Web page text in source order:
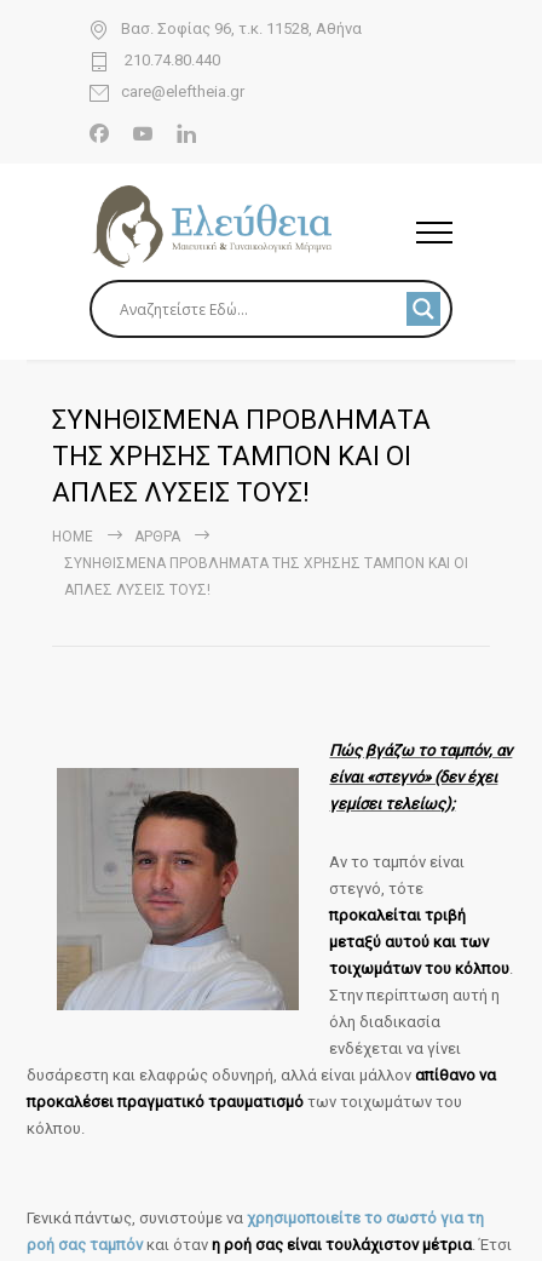
Βασ. Σοφίας 96, τ.κ. 11528, Αθήνα
210.74.80.440
care@eleftheia.gr
ΣΥΝΗΘΙΣΜΕΝΑ ΠΡΟΒΛΗΜΑΤΑ
ΤΗΣ ΧΡΗΣΗΣ ΤΑΜΠΟΝ ΚΑΙ ΟΙ
ΑΠΛΕΣ ΛΥΣΕΙΣ ΤΟΥΣ!
HOME
ΆΡΘΡΑ
ΣΥΝΗΘΙΣΜΕΝΑ ΠΡΟΒΛΗΜΑΤΑ ΤΗΣ ΧΡΗΣΗΣ ΤΑΜΠΟΝ ΚΑΙ ΟΙ
ΑΠΛΕΣ ΛΥΣΕΙΣ ΤΟΥΣ!
Πώς βγάζω το ταμπόν, αν
είναι «στεγνό» (δεν έχει
γεμίσει τελείως);
Αν το ταμπόν είναι
στεγνό, τότε
προκαλείται τριβή
μεταξύ αυτού και των
τοιχωμάτων του κόλπου.
Στην περίπτωση αυτή η
όλη διαδικασία
ενδέχεται να γίνει
δυσάρεστη και ελαφρώς οδυνηρή, αλλά είναι μάλλοναπίθανο να
προκαλέσει πραγματικό τραυματισμό των τοιχωμάτων του
κόλπου.
Γενικά πάντως, συνιστούμε ναχρησιμοποιείτε το σωστό για τη
ροή σας ταμπόνκαι ότανη ροή σας είναι τουλάχιστον μέτρια. Έτσι